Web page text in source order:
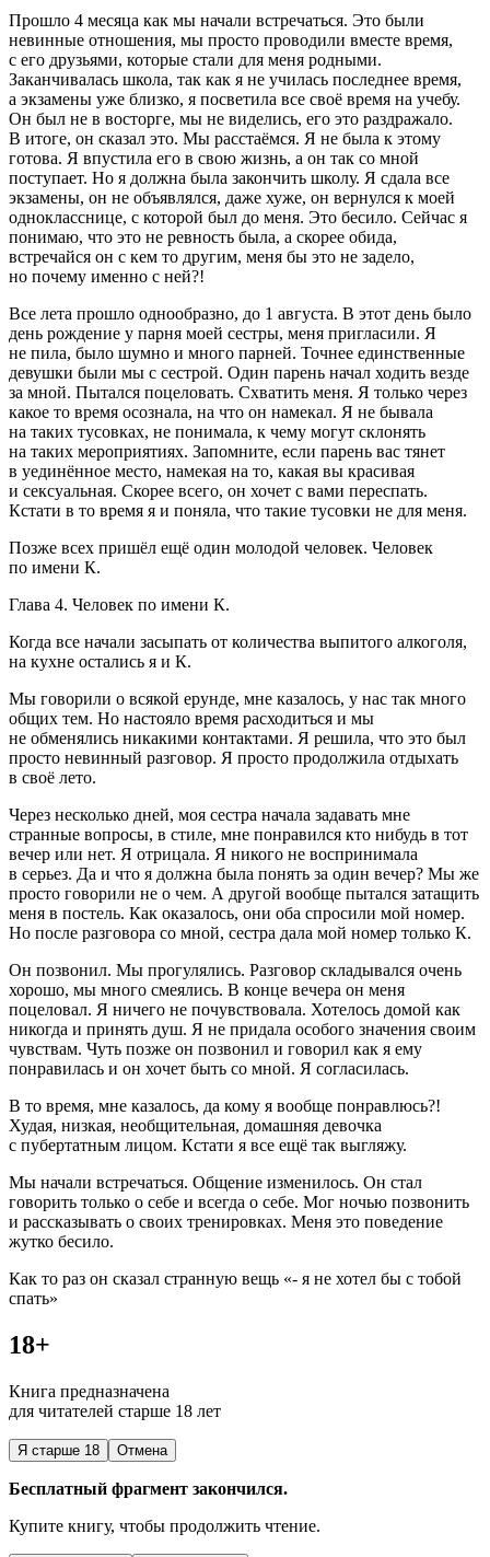
Прошло 4 месяца как мы начали встречаться. Это были
невинные отношения, мы просто проводили вместе время,
с его друзьями, которые стали для меня родными.
Заканчивалась школа, так как я не училась последнее время,
а экзамены уже близко, я посветила все своё время на учебу.
Он был не в восторге, мы не виделись, его это раздражало.
В итоге, он сказал это. Мы расстаёмся. Я не была к этому
готова. Я впустила его в свою жизнь, а он так со мной
поступает. Но я должна была закончить школу. Я сдала все
экзамены, он не объявлялся, даже хуже, он вернулся к моей
однокласснице, с которой был до меня. Это бесило. Сейчас я
понимаю, что это не ревность была, а скорее обида,
встречайся он с кем то другим, меня бы это не задело,
но почему именно с ней?!
Все лета прошло однообразно, до 1 августа. В этот день было
день рождение у парня моей сестры, меня пригласили. Я
не пила, было шумно и много парней. Точнее единственные
девушки были мы с сестрой. Один парень начал ходить везде
за мной. Пытался поцеловать. Схватить меня. Я только через
какое то время осознала, на что он намекал. Я не бывала
на таких тусовках, не понимала, к чему могут склонять
на таких мероприятиях. Запомните, если парень вас тянет
в уединённое место, намекая на то, какая вы красивая
и сексуальная. Скорее всего, он хочет с вами переспать.
Кстати в то время я и поняла, что такие тусовки не для меня.
Позже всех пришёл ещё один молодой человек. Человек
по имени К.
Глава 4. Человек по имени К.
Когда все начали засыпать от количества выпитого алкоголя,
на кухне остались я и К.
Мы говорили о всякой ерунде, мне казалось, у нас так много
общих тем. Но настояло время расходиться и мы
не обменялись никакими контактами. Я решила, что это был
просто невинный разговор. Я просто продолжила отдыхать
в своё лето.
Через несколько дней, моя сестра начала задавать мне
странные вопросы, в стиле, мне понравился кто нибудь в тот
вечер или нет. Я отрицала. Я никого не воспринимала
в серьез. Да и что я должна была понять за один вечер? Мы же
просто говорили не о чем. А другой вообще пытался затащить
меня в постель. Как оказалось, они оба спросили мой номер.
Но после разговора со мной, сестра дала мой номер только К.
Он позвонил. Мы прогулялись. Разговор складывался очень
хорошо, мы много смеялись. В конце вечера он меня
поцеловал. Я ничего не почувствовала. Хотелось домой как
никогда и принять душ. Я не придала особого значения своим
чувствам. Чуть позже он позвонил и говорил как я ему
понравилась и он хочет быть со мной. Я согласилась.
В то время, мне казалось, да кому я вообще понравлюсь?!
Худая, низкая, необщительная, домашняя девочка
с пубертатным лицом. Кстати я все ещё так выгляжу.
Мы начали встречаться. Общение изменилось. Он стал
говорить только о себе и всегда о себе. Мог ночью позвонить
и рассказывать о своих тренировках. Меня это поведение
жутко бесило.
Как то раз он сказал странную вещь «- я не хотел бы с тобой
спать»
18+
Книга предназначена
для читателей старше 18 лет
Я старше 18 Отмена
Бесплатный фрагмент закончился.
Купите книгу, чтобы продолжить чтение.